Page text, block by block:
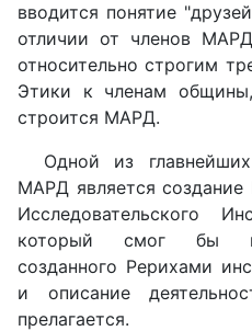
вводится понятие
отличии от членов
относительно строгим
Этики к членам
строится МАРД.
Одной из
МАРД является
Исследовательского
который смог бы
созданного Рерихами
и описание
прелагается.